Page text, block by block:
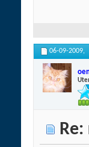
06-09-2009,